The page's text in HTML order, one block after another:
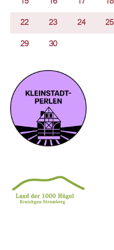
22 23 24 25
29 30